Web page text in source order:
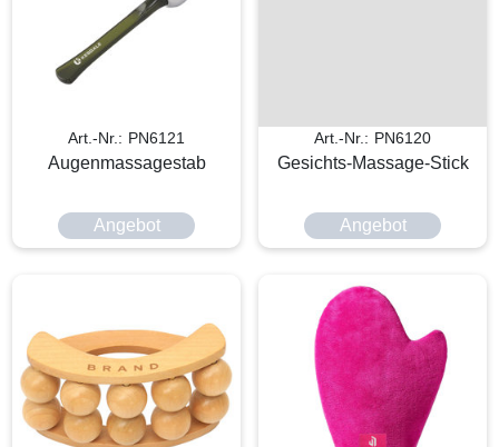
Art.-Nr.: PN6121
Augenmassagestab
Angebot
Art.-Nr.: PN6120
Gesichts-Massage-Stick
Angebot